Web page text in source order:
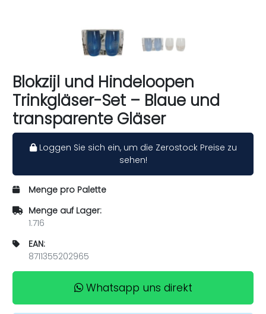
Blokzijl und Hindeloopen
Trinkgläser-Set – Blaue und
transparente Gläser
Loggen Sie sich ein, um die Zerostock Preise zu
sehen!
Menge pro Palette
Menge auf Lager:
1.716
EAN:
8711355202965
Whatsapp uns direkt